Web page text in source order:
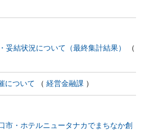
妥結状況について（最終集計結果）
について 経営金融課
市・ホテルニュータナカでまちなか創